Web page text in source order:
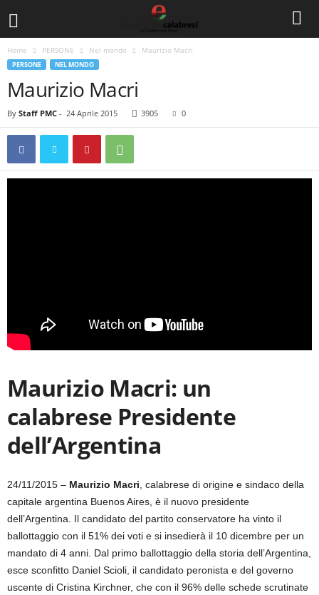
Home PERSONE Nel mondo Maurizio Macri
PERSONE NEL MONDO
Maurizio Macri
By Staff PMC - 24 Aprile 2015 3905 0
Maurizio Macri: un
calabrese Presidente
dell’Argentina
24/11/2015 – Maurizio Macri , calabrese di origine e sindaco della
capitale argentina Buenos Aires, è il nuovo presidente
dell’Argentina. Il candidato del partito conservatore ha vinto il
ballottaggio con il 51% dei voti e si insedierà il 10 dicembre per un
mandato di 4 anni. Dal primo ballottaggio della storia dell’Argentina,
esce sconfitto Daniel Scioli, il candidato peronista e del governo
uscente di Cristina Kirchner, che con il 96% delle schede scrutinate